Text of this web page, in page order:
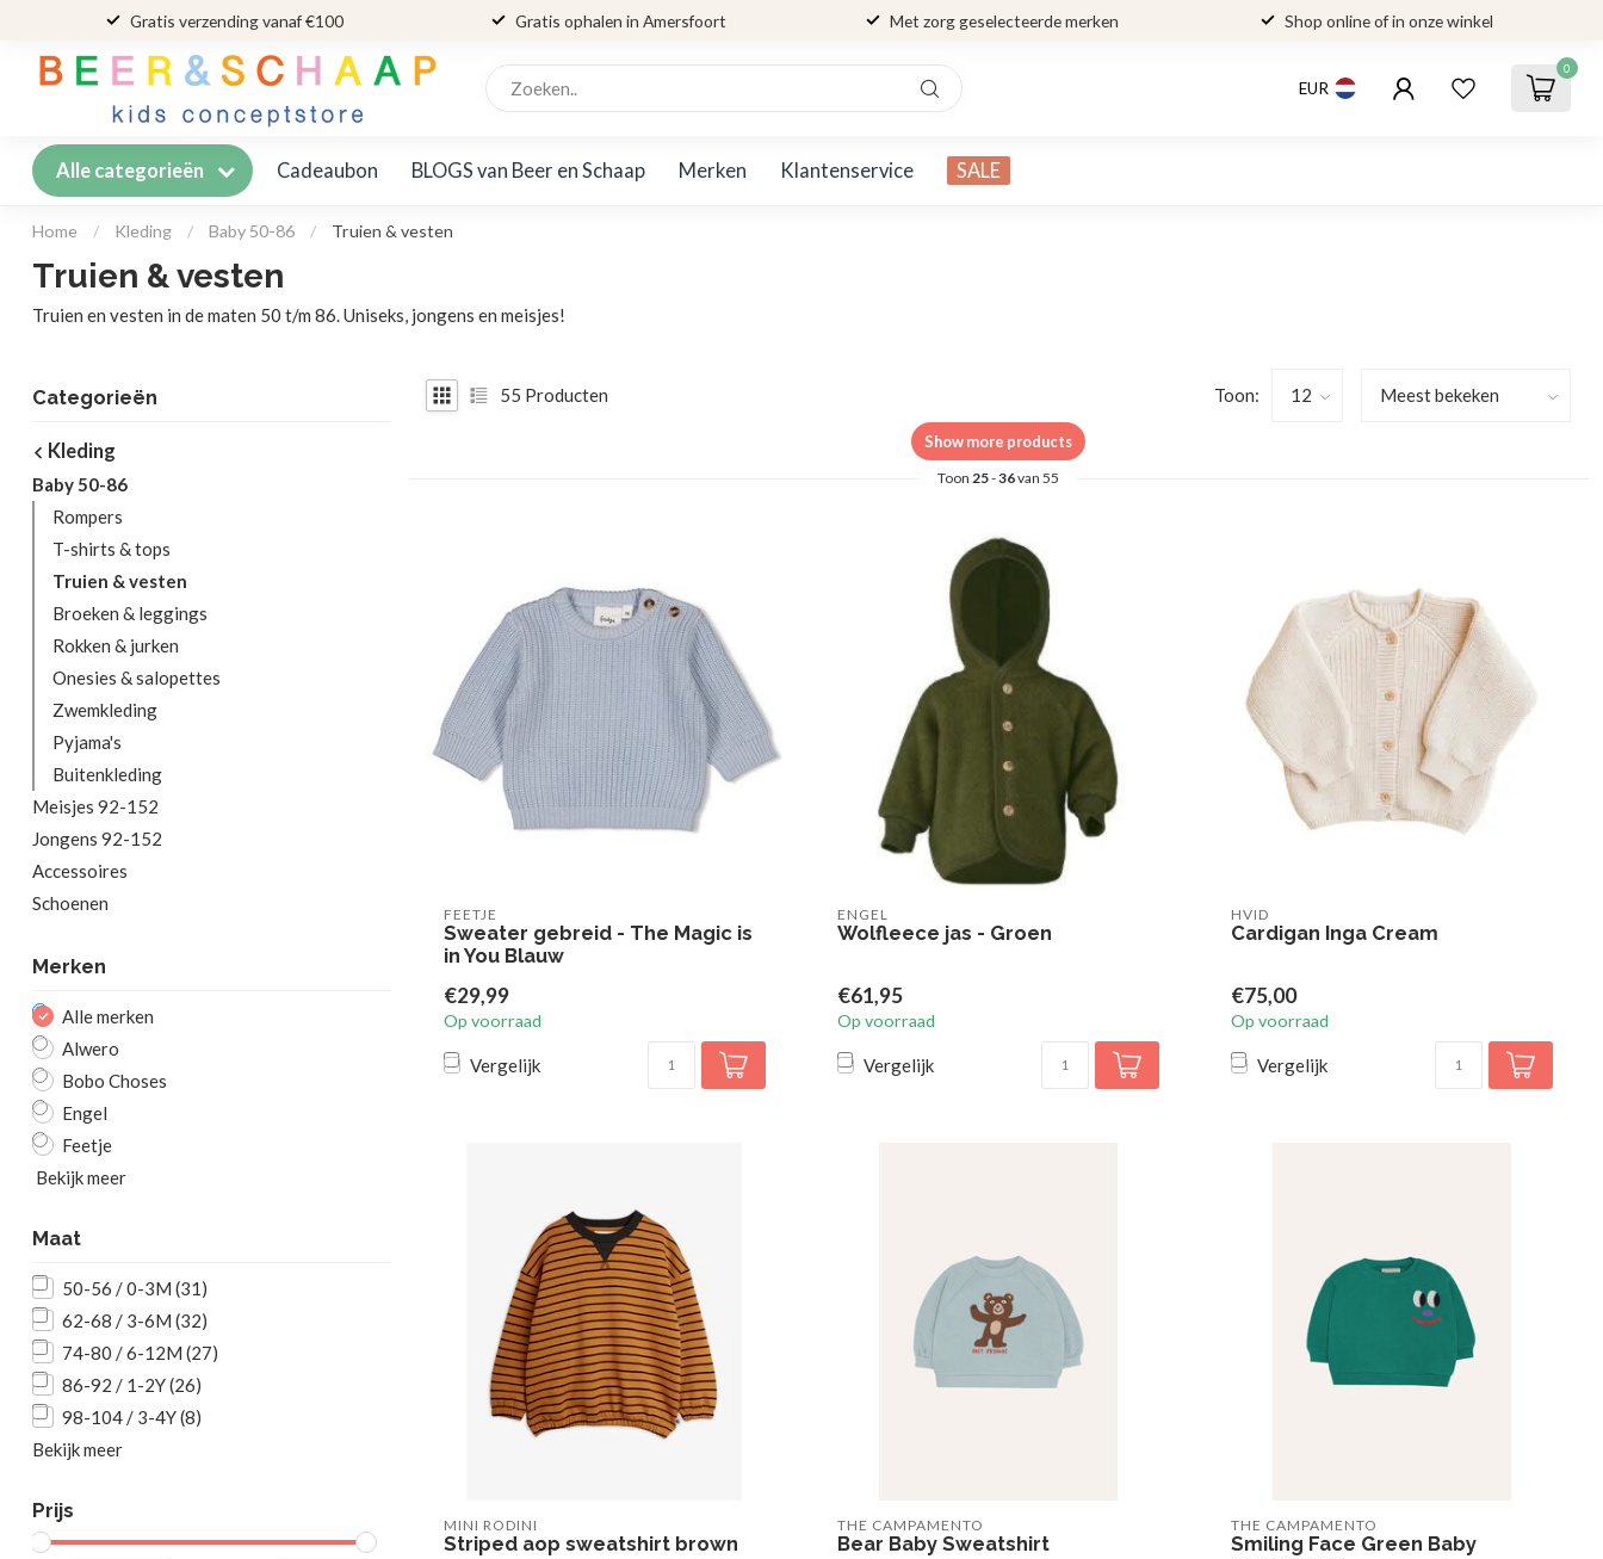
Gratis verzending vanaf €100 Gratis ophalen in Amersfoort Met zorg geselecteerde merken Shop online of in onze winkel
EUR
0
Alle categorieën Cadeaubon BLOGS van Beer en Schaap Merken Klantenservice SALE
Home / Kleding / Baby 50-86 / Truien & vesten
Truien & vesten
Truien en vesten in de maten 50 t/m 86. Uniseks, jongens en meisjes!
Categorieën
Kleding
Baby 50-86
Rompers
T-shirts & tops
Truien & vesten
Broeken & leggings
Rokken & jurken
Onesies & salopettes
Zwemkleding
Pyjama's
Buitenkleding
Meisjes 92-152
Jongens 92-152
Accessoires
Schoenen
Merken
Alle merken
Alwero
Bobo Choses
Engel
Feetje
Bekijk meer
Maat
50-56 / 0-3M (31)
62-68 / 3-6M (32)
74-80 / 6-12M (27)
86-92 / 1-2Y(26)
98-104 / 3-4Y(8)
Bekijk meer
Prijs
55 Producten Toon:
Show more products
Toon 25-36van 55
FEETJE
Sweater gebreid - The Magic is
in You Blauw
€29,99
Op voorraad
Vergelijk
ENGEL
Wolfleece jas - Groen
€61,95
Op voorraad
Vergelijk
HVID
Cardigan Inga Cream
€75,00
Op voorraad
Vergelijk
MINI RODINI
Striped aop sweatshirt brown
THE CAMPAMENTO
Bear Baby Sweatshirt
THE CAMPAMENTO
Smiling Face Green Baby